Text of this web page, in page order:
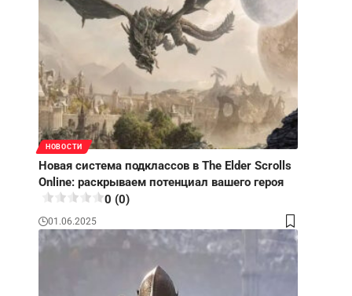
НОВОСТИ
Новая система подклассов в The Elder Scrolls
Online: раскрываем потенциал вашего героя
0 (0)
01.06.2025